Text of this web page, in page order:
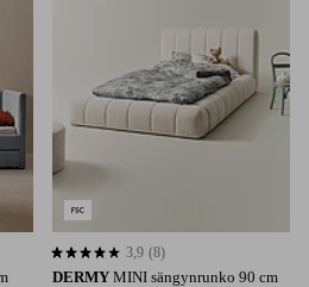
DERMY MINI sängynrunko 90 cm
3,9 perustuen 8 arvosanaan
3,9 (8)